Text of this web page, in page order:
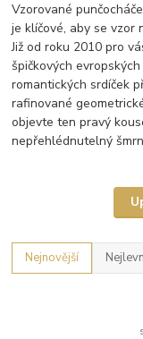
Vzorované
je klíčové, aby se vzor
Již od roku 2010 pro
špičkových
romantických srdíček
rafinované
objevte ten pravý
nepřehlédnutelný
Nejnovější